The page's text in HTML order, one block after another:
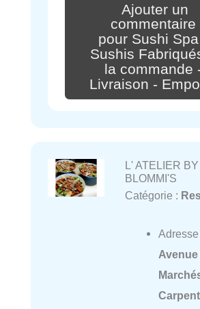
Ajouter un
commentaire
pour Sushi
Sushis
la commande
Livraison -
L' ATELIER
BLOMMI'S
Catégorie :
Adresse